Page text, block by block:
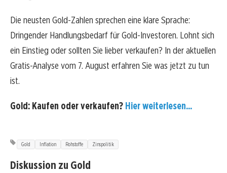
Die neusten Gold-Zahlen sprechen eine klare Sprache:
Dringender Handlungsbedarf für Gold-Investoren. Lohnt sich
ein Einstieg oder sollten Sie lieber verkaufen? In der aktuellen
Gratis-Analyse vom 7. August erfahren Sie was jetzt zu tun
ist.
Gold: Kaufen oder verkaufen? Hier weiterlesen...
Gold Inflation Rohstoffe Zinspolitik
Diskussion zu Gold